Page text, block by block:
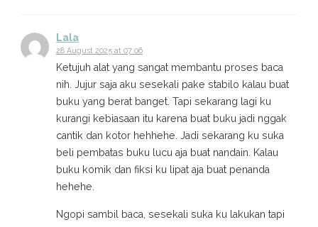
Lala
28 August 2025 at 07:06
Ketujuh alat yang sangat membantu proses baca
nih. Jujur saja aku sesekali pake stabilo kalau buat
buku yang berat banget. Tapi sekarang lagi ku
kurangi kebiasaan itu karena buat buku jadi nggak
cantik dan kotor hehhehe. Jadi sekarang ku suka
beli pembatas buku lucu aja buat nandain. Kalau
buku komik dan fiksi ku lipat aja buat penanda
hehehe.
Ngopi sambil baca, sesekali suka ku lakukan tapi